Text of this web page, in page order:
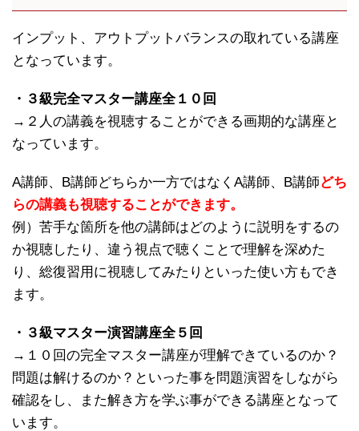
インプット、アウトプットバランスの取れている講座
となっています。
・３級完全マスター講座全１０回
→２人の講義を視聴することができる画期的な講座と
なっています。
A講師、B講師どちらか一方ではなくA講師、B講師どち
らの講義も視聴することができます。
例）苦手な箇所を他の講師はどのように説明をするの
か視聴したり、違う視点で聴くことで理解を深めた
り、総復習用に視聴してみたりといった使い方もでき
ます。
・３級マスター演習講座全５回
→１０回の完全マスター講座が理解できているのか？
問題は解けるのか？といった事を問題演習をしながら
確認をし、また解き方を学ぶ事ができる講座となって
います。